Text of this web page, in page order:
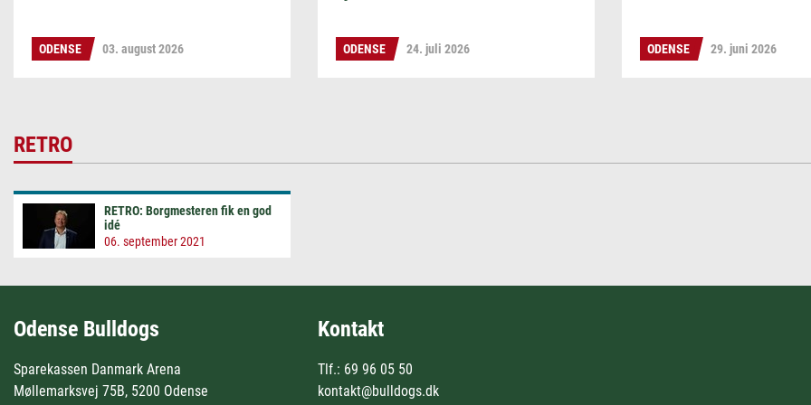
ODENSE 03. august 2026 ODENSE 24. juli 2026 ODENSE 29. juni 2026
RETRO
RETRO: Borgmesteren fik en god
idé
06. september 2021
Odense Bulldogs
Sparekassen Danmark Arena
Møllemarksvej 75B, 5200 Odense
Kontakt
Tlf.: 69 96 05 50
kontakt@bulldogs.dk